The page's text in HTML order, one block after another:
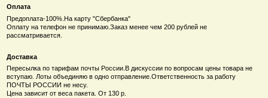
Оплата
Предоплата-100%.На карту "Сбербанка"
Оплату на телефон не принимаю.Заказ менее чем 200 рублей не
рассматривается.
Доставка
Пересылка по тарифам почты России.В дискуссии по вопросам цены товара не
вступаю. Лоты объединяю в одно отправление.Ответственность за работу
ПОЧТЫ РОССИИ не несу.
Цена зависит от веса пакета. От 130 р.